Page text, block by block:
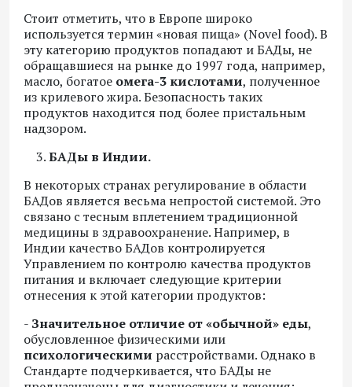
Стоит отметить, что в Европе широко
используется термин «новая пища» (Novel food). В
эту категорию продуктов попадают и БАДы, не
обращавшиеся на рынке до 1997 года, например,
масло, богатое омега-3 кислотами, полученное
из крилевого жира. Безопасность таких
продуктов находится под более пристальным
надзором.
БАДы в Индии.
В некоторых странах регулирование в области
БАДов является весьма непростой системой. Это
связано с тесным вплетением традиционной
медицины в здравоохранение. Например, в
Индии качество БАДов контролируется
Управлением по контролю качества продуктов
питания и включает следующие критерии
отнесения к этой категории продуктов:
- Значительное отличие от «обычной» еды,
обусловленное физическими или
психологическими расстройствами. Однако в
Стандарте подчеркивается, что БАДы не